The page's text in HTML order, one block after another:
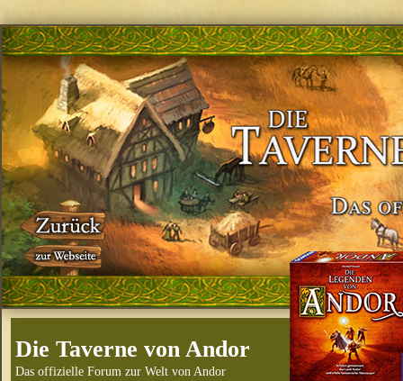
Die Taverne von Andor
Das offizielle Forum zur Welt von Andor